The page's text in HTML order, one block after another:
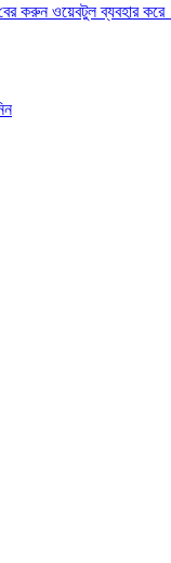
করুন ওয়েবটুল ব্যবহার করে